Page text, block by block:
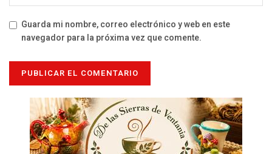
Guarda mi nombre, correo electrónico y web en este
navegador para la próxima vez que comente.